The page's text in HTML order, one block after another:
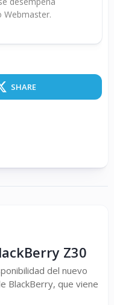
SHARE
Z30
del nuevo
BlackBerry, que viene